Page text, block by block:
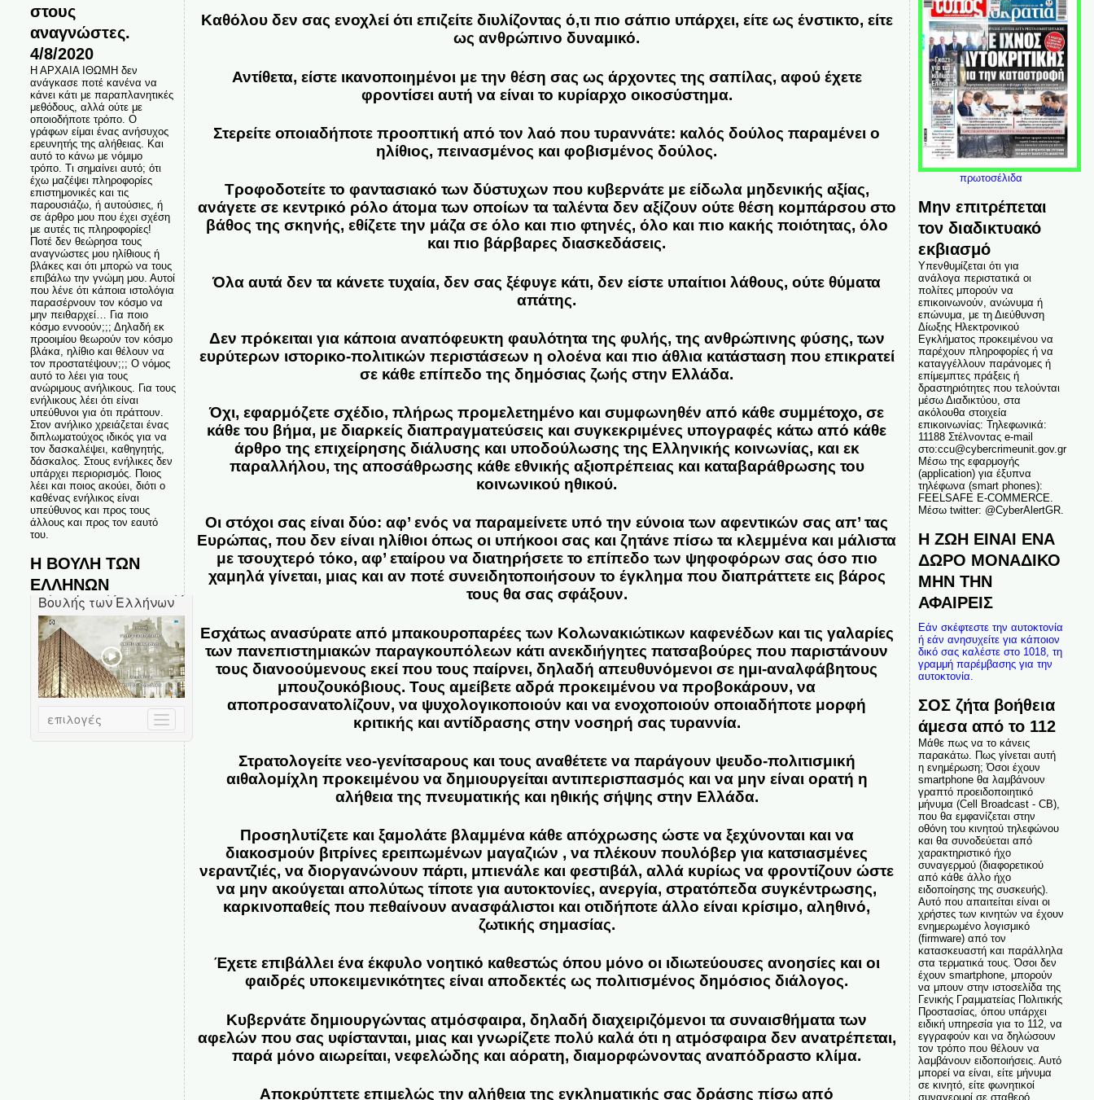
στους
αναγνώστες.
4/8/2020
Η ΑΡΧΑΙΑ ΙΘΩΜΗ δεν
ανάγκασε ποτέ κανένα να
κάνει κάτι με παραπλανητικές
μεθόδους, αλλά ούτε με
οποιοδήποτε τρόπο. Ο
γράφων είμαι ένας ανήσυχος
ερευνητής της αλήθειας. Και
αυτό το κάνω με νόμιμο
τρόπο. Τι σημαίνει αυτό; ότι
έχω μαζέψει πληροφορίες
επιστημονικές και τις
παρουσιάζω, ή αυτούσιες, ή
σε άρθρο μου που έχει σχέση
με αυτές τις πληροφορίες!
Ποτέ δεν θεώρησα τους
αναγνώστες μου ηλίθιους ή
βλάκες και ότι μπορώ να τους
επιβάλω την γνώμη μου. Αυτοί
που λένε ότι κάποια ιστολόγια
παρασέρνουν τον κόσμο να
μην πειθαρχεί… Για ποιο
κόσμο εννοούν;;; Δηλαδή εκ
προοιμίου θεωρούν τον κόσμο
βλάκα, ηλίθιο και θέλουν να
τον προστατέψουν;;; Ο νόμος
αυτό το λέει για τους
ανώριμους ανήλικους. Για τους
ενήλικους λέει ότι είναι
υπεύθυνοι για ότι πράττουν.
Στον ανήλικο χρειάζεται ένας
διπλωματούχος ιδικός για να
τον δασκαλέψει, καθηγητής,
δάσκαλος. Στους ενήλικες δεν
υπάρχει περιορισμός. Ποιος
λέει και ποιος ακούει, διότι ο
καθένας ενήλικος είναι
υπεύθυνος και προς τους
άλλους και προς τον εαυτό
του.
Η ΒΟΥΛΗ ΤΩΝ
ΕΛΛΗΝΩΝ
Καθόλου δεν σας ενοχλεί ότι επιζείτε διυλίζοντας ό,τι πιο σάπιο υπάρχει, είτε ως ένστικτο, είτε
ως ανθρώπινο δυναμικό.
Αντίθετα, είστε ικανοποιημένοι με την θέση σας ως άρχοντες της σαπίλας, αφού έχετε
φροντίσει αυτή να είναι το κυρίαρχο οικοσύστημα.
Στερείτε οποιαδήποτε προοπτική από τον λαό που τυραννάτε: καλός δούλος παραμένει ο
ηλίθιος, πεινασμένος και φοβισμένος δούλος.
Τροφοδοτείτε το φαντασιακό των δύστυχων που κυβερνάτε με είδωλα μηδενικής αξίας,
ανάγετε σε κεντρικό ρόλο άτομα των οποίων τα ταλέντα δεν αξίζουν ούτε θέση κομπάρσου στο
βάθος της σκηνής, εθίζετε την μάζα σε όλο και πιο φτηνές, όλο και πιο κακής ποιότητας, όλο
και πιο βάρβαρες διασκεδάσεις.
Όλα αυτά δεν τα κάνετε τυχαία, δεν σας ξέφυγε κάτι, δεν είστε υπαίτιοι λάθους, ούτε θύματα
απάτης.
Δεν πρόκειται για κάποια αναπόφευκτη φαυλότητα της φυλής, της ανθρώπινης φύσης, των
ευρύτερων ιστορικο-πολιτικών περιστάσεων η ολοένα και πιο άθλια κατάσταση που επικρατεί
σε κάθε επίπεδο της δημόσιας ζωής στην Ελλάδα.
Όχι, εφαρμόζετε σχέδιο, πλήρως προμελετημένο και συμφωνηθέν από κάθε συμμέτοχο, σε
κάθε του βήμα, με διαρκείς διαπραγματεύσεις και συγκεκριμένες υπογραφές κάτω από κάθε
άρθρο της επιχείρησης διάλυσης και υποδούλωσης της Ελληνικής κοινωνίας, και εκ
παραλλήλου, της αποσάθρωσης κάθε εθνικής αξιοπρέπειας και καταβαράθρωσης του
κοινωνικού ηθικού.
Οι στόχοι σας είναι δύο: αφ’ ενός να παραμείνετε υπό την εύνοια των αφεντικών σας απ’ τας
Ευρώπας, που δεν είναι ηλίθιοι όπως οι υπήκοοι σας και ζητάνε πίσω τα κλεμμένα και μάλιστα
με τσουχτερό τόκο, αφ’ εταίρου να διατηρήσετε το επίπεδο των ψηφοφόρων σας όσο πιο
χαμηλά γίνεται, μιας και αν ποτέ συνειδητοποιήσουν το έγκλημα που διαπράττετε εις βάρος
τους θα σας σφάξουν.
Εσχάτως ανασύρατε από μπακουροπαρέες των Κολωνακιώτικων καφενέδων και τις γαλαρίες
των πανεπιστημιακών παραγκουπόλεων κάτι ανεκδιήγητες πατσαβούρες που παριστάνουν
τους διανοούμενους εκεί που τους παίρνει, δηλαδή απευθυνόμενοι σε ημι-αναλφάβητους
μπουζουκόβιους. Τους αμείβετε αδρά προκειμένου να προβοκάρουν, να
αποπροσανατολίζουν, να ψυχολογικοποιούν και να ενοχοποιούν οποιαδήποτε μορφή
κριτικής και αντίδρασης στην νοσηρή σας τυραννία.
Στρατολογείτε νεο-γενίτσαρους και τους αναθέτετε να παράγουν ψευδο-πολιτισμική
αιθαλομίχλη προκειμένου να δημιουργείται αντιπερισπασμός και να μην είναι ορατή η
αλήθεια της πνευματικής και ηθικής σήψης στην Ελλάδα.
Προσηλυτίζετε και ξαμολάτε βλαμμένα κάθε απόχρωσης ώστε να ξεχύνονται και να
διακοσμούν βιτρίνες ερειπωμένων μαγαζιών , να πλέκουν πουλόβερ για κατσιασμένες
νεραντζιές, να διοργανώνουν πάρτι, μπιενάλε και φεστιβάλ, αλλά κυρίως να φροντίζουν ώστε
να μην ακούγεται απολύτως τίποτε για αυτοκτονίες, ανεργία, στρατόπεδα συγκέντρωσης,
καρκινοπαθείς που πεθαίνουν ανασφάλιστοι και οτιδήποτε άλλο είναι κρίσιμο, αληθινό,
ζωτικής σημασίας.
Έχετε επιβάλλει ένα έκφυλο νοητικό καθεστώς όπου μόνο οι ιδιωτεύουσες ανοησίες και οι
φαιδρές υποκειμενικότητες είναι αποδεκτές ως πολιτισμένος δημόσιος διάλογος.
Κυβερνάτε δημιουργώντας ατμόσφαιρα, δηλαδή διαχειριζόμενοι τα συναισθήματα των
αφελών που σας υφίστανται, μιας και γνωρίζετε πολύ καλά ότι η ατμόσφαιρα δεν ανατρέπεται,
παρά μόνο αιωρείται, νεφελώδης και αόρατη, διαμορφώνοντας αναπόδραστο κλίμα.
Αποκρύπτετε επιμελώς την αλήθεια της εγκληματικής σας δράσης πίσω από
πρωτοσέλιδα
Μην επιτρέπεται
τον διαδικτυακό
εκβιασμό
Υπενθυμίζεται ότι για
ανάλογα περιστατικά οι
πολίτες μπορούν να
επικοινωνούν, ανώνυμα ή
επώνυμα, με τη Διεύθυνση
Δίωξης Ηλεκτρονικού
Εγκλήματος προκειμένου να
παρέχουν πληροφορίες ή να
καταγγέλλουν παράνομες ή
επίμεμπτες πράξεις ή
δραστηριότητες που τελούνται
μέσω Διαδικτύου, στα
ακόλουθα στοιχεία
επικοινωνίας: Τηλεφωνικά:
11188 Στέλνοντας e-mail
στο:ccu@cybercrimeunit.gov.gr
Μέσω της εφαρμογής
(application) για έξυπνα
τηλέφωνα (smart phones):
FEELSAFE E-COMMERCE.
Μέσω twitter: @CyberAlertGR.
Η ΖΩΗ ΕΙΝΑΙ ΕΝΑ
ΔΩΡΟ ΜΟΝΑΔΙΚΟ
ΜΗΝ ΤΗΝ
ΑΦΑΙΡΕΙΣ
Εάν σκέφτεστε την αυτοκτονία
ή εάν ανησυχείτε για κάποιον
δικό σας καλέστε στο 1018, τη
γραμμή παρέμβασης για την
αυτοκτονία.
ΣΟΣ ζήτα βοήθεια
άμεσα από το 112
Μάθε πως να το κάνεις
παρακάτω. Πως γίνεται αυτή
η ενημέρωση; Όσοι έχουν
smartphone θα λαμβάνουν
γραπτό προειδοποιητικό
μήνυμα (Cell Broadcast - CB),
που θα εμφανίζεται στην
οθόνη του κινητού τηλεφώνου
και θα συνοδεύεται από
χαρακτηριστικό ήχο
συναγερμού (διαφορετικού
από κάθε άλλο ήχο
ειδοποίησης της συσκευής).
Αυτό που απαιτείται είναι οι
χρήστες των κινητών να έχουν
ενημερωμένο λογισμικό
(firmware) από τον
κατασκευαστή και παράλληλα
στα τερματικά τους. Όσοι δεν
έχουν smartphone, μπορούν
να μπουν στην ιστοσελίδα της
Γενικής Γραμματείας Πολιτικής
Προστασίας, όπου υπάρχει
ειδική υπηρεσία για το 112, να
εγγραφούν και να δηλώσουν
τον τρόπο που θέλουν να
λαμβάνουν ειδοποιήσεις. Αυτό
μπορεί να είναι, είτε μήνυμα
σε κινητό, είτε φωνητικοί
συναγερμοί σε σταθερό